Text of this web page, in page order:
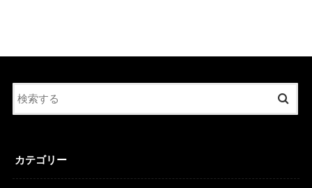
カテゴリー